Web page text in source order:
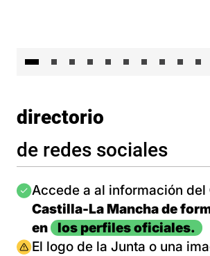
directorio
de redes sociales
Imagen
Accede a al información del
Castilla-La Mancha de
en
los perfiles oficiales.
Imagen
El logo de la Junta o una